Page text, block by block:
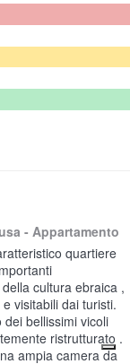
- Appartamento
quartiere
cultura ebraica ,
visitabili dai turisti.
dei bellissimi vicoli
ristrutturato .
ampia camera da